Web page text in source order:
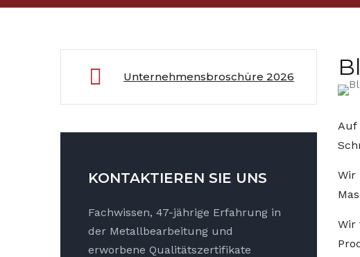
Unternehmensbroschüre 2026
KONTAKTIEREN SIE UNS
Fachwissen, 47-jährige Erfahrung in
der Metallbearbeitung und
erworbene Qualitätszertifikate
Auf
Wir
Wir